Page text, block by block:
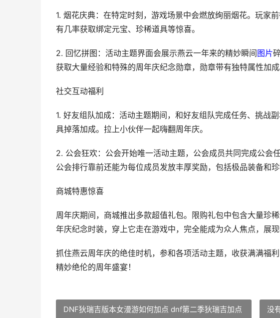
1. 烟花庆典：在特定时刻，游戏场景中会燃放绚丽烟花。玩家
有几率获取绑定元宝、珍稀道具等惊喜。
2. 回忆拼图：活动主题界面会展示燕云一年来的精妙瞬间 图片
获取大量经验和特殊的周年庆纪念勋章，勋章带有独特属性加成
社交互动福利
1. 好友组队加成：活动主题期间，和好友组队完成任务、挑战
具掉落加成。拉上小伙伴一起嗨翻周年庆。
2. 公会狂欢：公会开始唯一活动主题，公会成员共同完成公会
公会排行靠前还能为每位成员发放丰厚奖励，包括极品装备和珍
商城特惠惊喜
周年庆期间，商城推出多款超值礼包。限购礼包中包含大量珍
年庆纪念时装，穿上它走在游戏中，完全能成为众人焦点，展现
抓住燕云周年庆的绝佳时机，参和各项活动主题，收获满满福
精妙绝伦的周年盛宴！
DNF狄瑞吉版本女漫游如何加点 dnf第二季狄瑞吉加点 没